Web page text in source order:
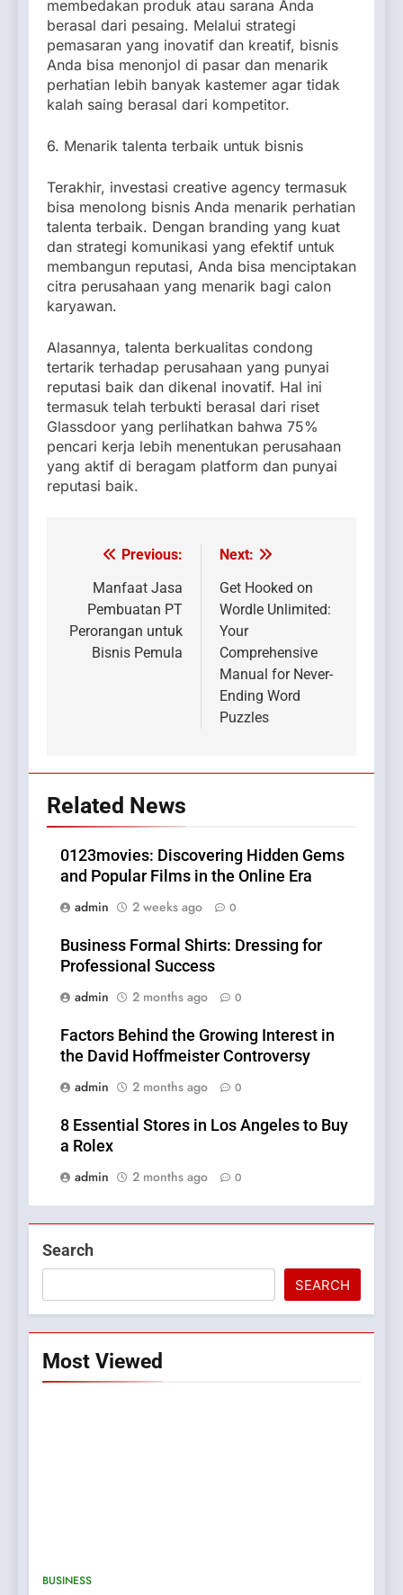
membedakan produk atau sarana Anda
berasal dari pesaing. Melalui strategi
pemasaran yang inovatif dan kreatif, bisnis
Anda bisa menonjol di pasar dan menarik
perhatian lebih banyak kastemer agar tidak
kalah saing berasal dari kompetitor.
6. Menarik talenta terbaik untuk bisnis
Terakhir, investasi creative agency termasuk
bisa menolong bisnis Anda menarik perhatian
talenta terbaik. Dengan branding yang kuat
dan strategi komunikasi yang efektif untuk
membangun reputasi, Anda bisa menciptakan
citra perusahaan yang menarik bagi calon
karyawan.
Alasannya, talenta berkualitas condong
tertarik terhadap perusahaan yang punyai
reputasi baik dan dikenal inovatif. Hal ini
termasuk telah terbukti berasal dari riset
Glassdoor yang perlihatkan bahwa 75%
pencari kerja lebih menentukan perusahaan
yang aktif di beragam platform dan punyai
reputasi baik.
Post
navigation
Previous:
Manfaat Jasa
Pembuatan PT
Perorangan untuk
Bisnis Pemula
Next:
Get Hooked on
Wordle Unlimited:
Your
Comprehensive
Manual for Never-
Ending Word
Puzzles
Related News
0123movies: Discovering Hidden Gems
and Popular Films in the Online Era
admin
2 weeks ago 0
Business Formal Shirts: Dressing for
Professional Success
admin
2 months ago 0
Factors Behind the Growing Interest in
the David Hoffmeister Controversy
admin
2 months ago 0
8 Essential Stores in Los Angeles to Buy
a Rolex
admin
2 months ago 0
Search
SEARCH
Most Viewed
BUSINESS